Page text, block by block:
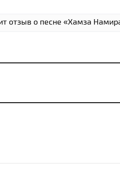
отзыв о песне «Хамза